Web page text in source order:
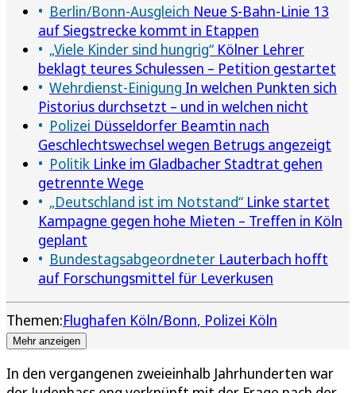
Berlin/Bonn-Ausgleich Neue S-Bahn-Linie 13
auf Siegstrecke kommt in Etappen
„Viele Kinder sind hungrig“ Kölner Lehrer
beklagt teures Schulessen – Petition gestartet
Wehrdienst-Einigung In welchen Punkten sich
Pistorius durchsetzt – und in welchen nicht
Polizei Düsseldorfer Beamtin nach
Geschlechtswechsel wegen Betrugs angezeigt
Politik Linke im Gladbacher Stadtrat gehen
getrennte Wege
„Deutschland ist im Notstand“ Linke startet
Kampagne gegen hohe Mieten – Treffen in Köln
geplant
Bundestagsabgeordneter Lauterbach hofft
auf Forschungsmittel für Leverkusen
Themen:Flughafen Köln/Bonn Polizei Köln
Mehr anzeigen
In den vergangenen zweieinhalb Jahrhunderten war